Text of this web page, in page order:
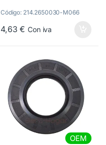
Código: 214.2650030-M066
4,63€ Con iva
OEM